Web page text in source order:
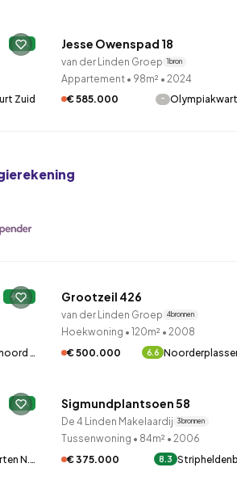
A
Zuid
Jesse Owenspad 18
van der Linden Groep 1 bron
Appartement • 98m² • 2024
€ 585.000
-
A+
…
Grootzeil 426
van der Linden Groep 4 bronnen
Hoekwoning • 120m² • 2008
€ 500.000
6.6
A
N.…
Sigmundplantsoen 58
De 4 Linden Makelaardij 3 bronnen
Tussenwoning • 84m² • 2006
€ 375.000
8.3